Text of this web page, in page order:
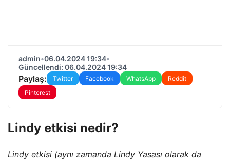
admin•06.04.2024 19:34•
Güncellendi: 06.04.2024 19:34
Paylaş: Twitter Facebook WhatsApp
Reddit
Pinterest
Lindy etkisi nedir?
Lindy etkisi (aynı zamanda Lindy Yasası olarak da